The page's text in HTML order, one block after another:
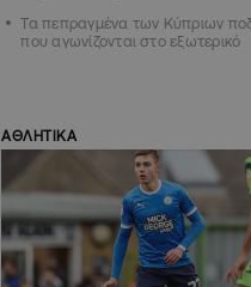
Τα πεπραγμένα των Κύπριων
που αγωνίζονται στο εξωτερικό
ΑΘΛΗΤΙΚΑ